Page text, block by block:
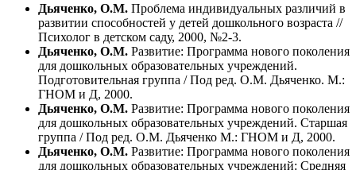
Дьяченко, О.М. Проблема индивидуальных различий в
развитии способностей у детей дошкольного возраста //
Психолог в детском саду, 2000, №2-3.
Дьяченко, О.М. Развитие: Программа нового поколения
для дошкольных образовательных учреждений.
Подготовительная группа / Под ред. О.М. Дьяченко. М.:
ГНОМ и Д, 2000.
Дьяченко, О.М. Развитие: Программа нового поколения
для дошкольных образовательных учреждений. Старшая
группа / Под ред. О.М. Дьяченко М.: ГНОМ и Д, 2000.
Дьяченко, О.М. Развитие: Программа нового поколения
для дошкольных образовательных учреждений: Средняя